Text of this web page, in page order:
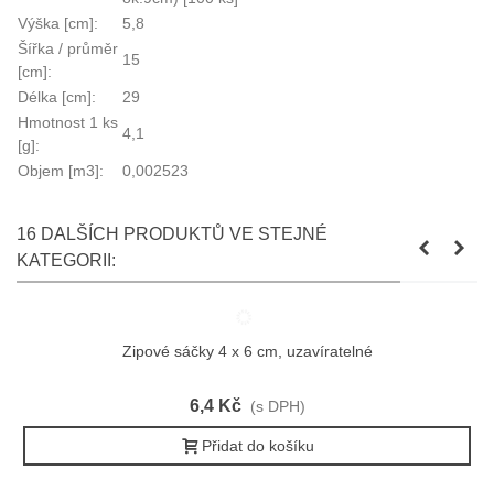
Výška [cm]:
5,8
Šířka / průměr
[cm]:
15
Délka [cm]:
29
Hmotnost 1 ks
[g]:
4,1
Objem [m3]: 0,002523
16 DALŠÍCH PRODUKTŮ VE STEJNÉ
KATEGORII:
Zipové sáčky 4 x 6 cm, uzavíratelné
6,4 Kč (s DPH)
Přidat do košíku